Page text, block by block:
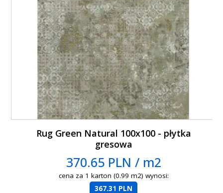
Rug Green Natural 100x100 - płytka
gresowa
370.65 PLN / m2
cena za 1 karton (0.99 m2) wynosi:
367.31 PLN